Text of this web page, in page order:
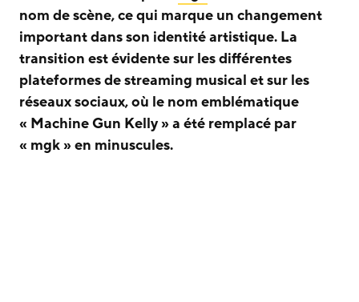
nom de scène, ce qui marque un changement
important dans son identité artistique. La
transition est évidente sur les différentes
plateformes de streaming musical et sur les
réseaux sociaux, où le nom emblématique
« Machine Gun Kelly » a été remplacé par
« mgk » en minuscules.